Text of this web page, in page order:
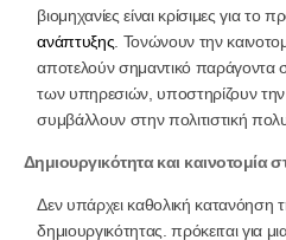
βιομηχανίες είναι κρίσιμες για το
ανάπτυξης . Τονώνουν την
αποτελούν σημαντικό παράγοντα
των υπηρεσιών, υποστηρίζουν την
συμβάλλουν στην πολιτιστική
Δημιουργικότητα και
Δεν υπάρχει καθολική κατανόηση
δημιουργικότητας. πρόκειται για